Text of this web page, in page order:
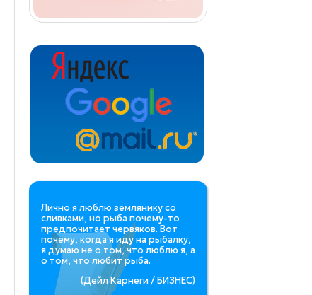
Лично я люблю землянику со
сливками, но рыба почему-то
предпочитает червяков. Вот
почему, когда я иду на рыбалку,
я думаю не о том, что люблю я, а
о том, что любит рыба.
(Дейл Карнеги / БИЗНЕС)